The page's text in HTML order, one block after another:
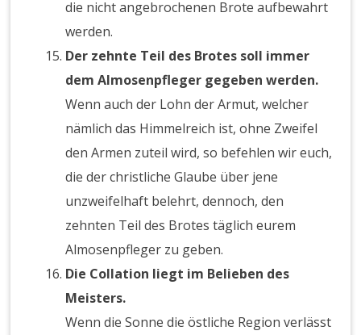
die nicht angebrochenen Brote aufbewahrt
werden.
Der zehnte Teil des Brotes soll immer
dem Almosenpfleger gegeben werden.
Wenn auch der Lohn der Armut, welcher
nämlich das Himmelreich ist, ohne Zweifel
den Armen zuteil wird, so befehlen wir euch,
die der christliche Glaube über jene
unzweifelhaft belehrt, dennoch, den
zehnten Teil des Brotes täglich eurem
Almosenpfleger zu geben.
Die Collation liegt im Belieben des
Meisters.
Wenn die Sonne die östliche Region verlässt